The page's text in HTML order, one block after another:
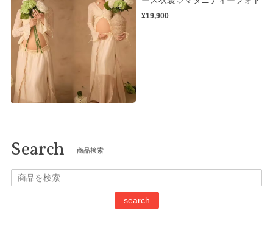
¥19,900
Search 商品検索
search